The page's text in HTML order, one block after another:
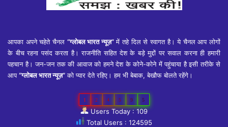
आपका अपने चहेते चैनल “ग्लोबल भारत न्यूज़”में तहे दिल से स्वागत है। ये चैनल आप लोगों
के बीच रहना पसंद करता है। राजनीति सहित देश के बड़े मुद्दों पर सवाल करना ही हमारी
पहचान है। जन-जन तक की आवाज को हमने देश के कोने-कोने में पहुंचाया है इसी तरीके से
आप“ग्लोबल भारत न्यूज़”को प्यार देते रहिए। हम भी बेबाक, बेखौफ बोलते रहेंगे।
1 2 4 5 9 5
Users Today : 109
Total Users : 124595